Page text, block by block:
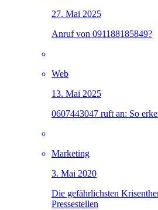
27. Mai 2025
Anruf von 091188185849?
Web
13. Mai 2025
0607443047 ruft an: So
Marketing
3. Mai 2020
Die gefährlichsten
Pressestellen